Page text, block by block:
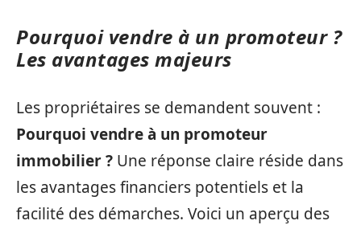
Pourquoi vendre à un promoteur ?
Les avantages majeurs
Les propriétaires se demandent souvent :
Pourquoi vendre à un promoteur
immobilier ? Une réponse claire réside dans
les avantages financiers potentiels et la
facilité des démarches. Voici un aperçu des